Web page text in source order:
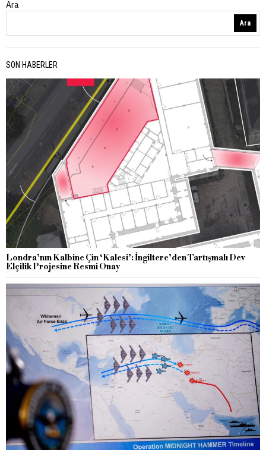
Ara
Ara
SON HABERLER
Londra’nın Kalbine Çin ‘Kalesi’: İngiltere’den Tartışmalı Dev
Elçilik Projesine Resmi Onay